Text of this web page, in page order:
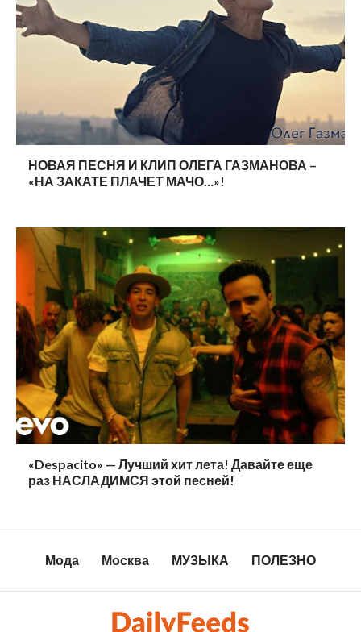
НОВАЯ ПЕСНЯ И КЛИП ОЛЕГА ГАЗМАНОВА –
«НА ЗАКАТЕ ПЛАЧЕТ МАЧО…»!
«Despacito» — Лучший хит лета! Давайте еще
раз НАСЛАДИМСЯ этой песней!
Мода Москва МУЗЫКА ПОЛЕЗНО